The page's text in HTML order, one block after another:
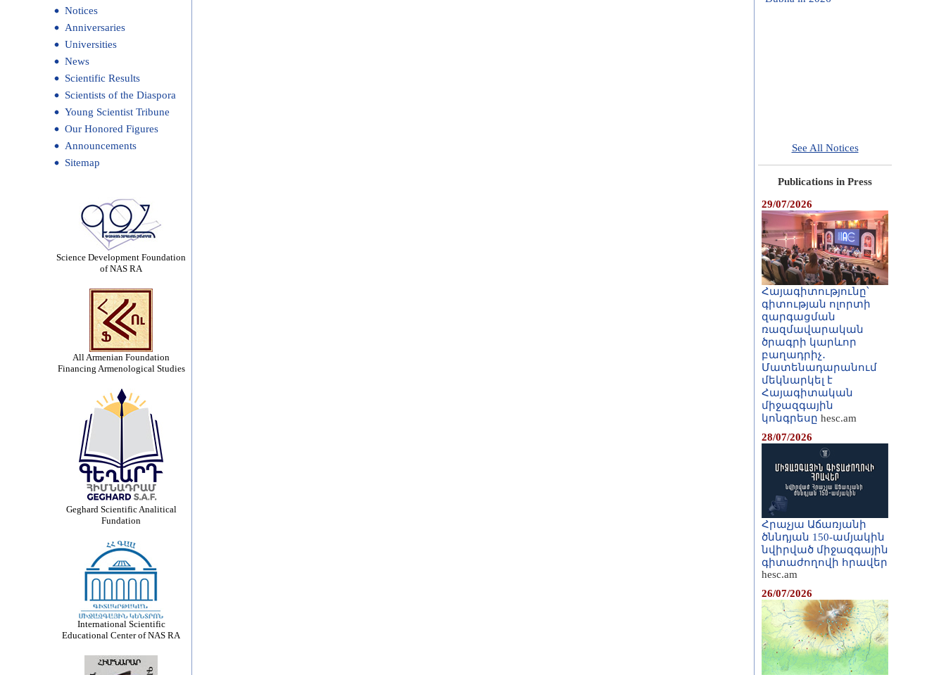
Notices
Anniversaries
Universities
News
Scientific Results
Scientists of the Diaspora
Young Scientist Tribune
Our Honored Figures
Announcements
Sitemap
Science Development Foundation
of NAS RA
All Armenian Foundation
Financing Armenological Studies
Geghard Scientific Analitical
Fundation
International Scientific
Educational Center of NAS RA
See All Notices
Publications in Press
29/07/2026
Հայագիտությունը՝
գիտության ոլորտի
զարգացման
ռազմավարական
ծրագրի կարևոր
բաղադրիչ․
Մատենադարանում
մեկնարկել է
Հայագիտական
միջազգային
կոնգրեսը hesc.am
28/07/2026
Հրաչյա Աճառյանի
ծննդյան 150-ամյակին
նվիրված միջազգային
գիտաժողովի հրավեր
hesc.am
26/07/2026